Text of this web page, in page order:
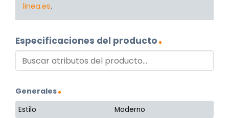
linea.es.
Especificaciones del producto
Generales
Estilo
Moderno